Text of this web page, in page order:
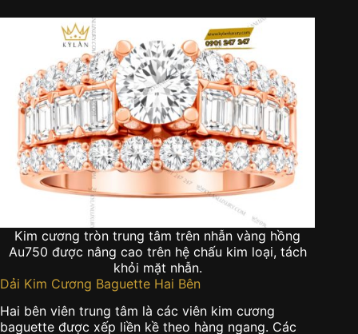
Kim cương tròn trung tâm trên nhẫn vàng hồng
Au750 được nâng cao trên hệ chấu kim loại, tách
khỏi mặt nhẫn.
Dải Kim Cương Baguette Hai Bên
Hai bên viên trung tâm là các viên kim cương
baguette được xếp liền kề theo hàng ngang. Các